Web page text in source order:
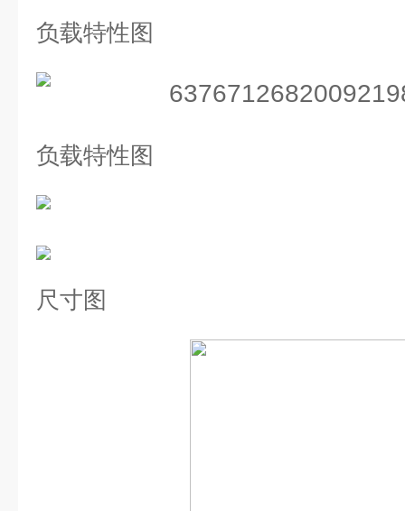
负载特性图
负载特性图
尺寸图